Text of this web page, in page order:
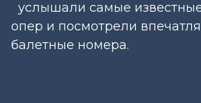
услышали самые
опер и посмотрели
балетные номера.